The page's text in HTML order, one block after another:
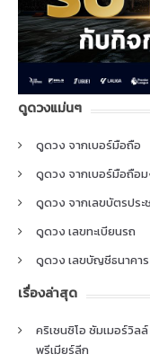
ดูดวงแม่นๆ
ดูดวง จากเบอร์มือถือ
ดูดวง จากเบอร์มือถือ
ดูดวง จากเลขบัตรประ
ดูดวง เลขทะเบียนรถ
ดูดวง เลขบัญชีธนาคาร
เรื่องล่าสุด
คริเซนซิโอ ซัมเมอร์วิล
พรีเมียร์ลีก